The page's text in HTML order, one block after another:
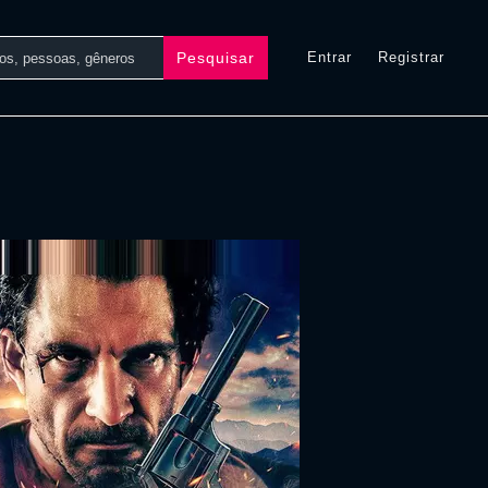
Pesquisar Entrar Registrar